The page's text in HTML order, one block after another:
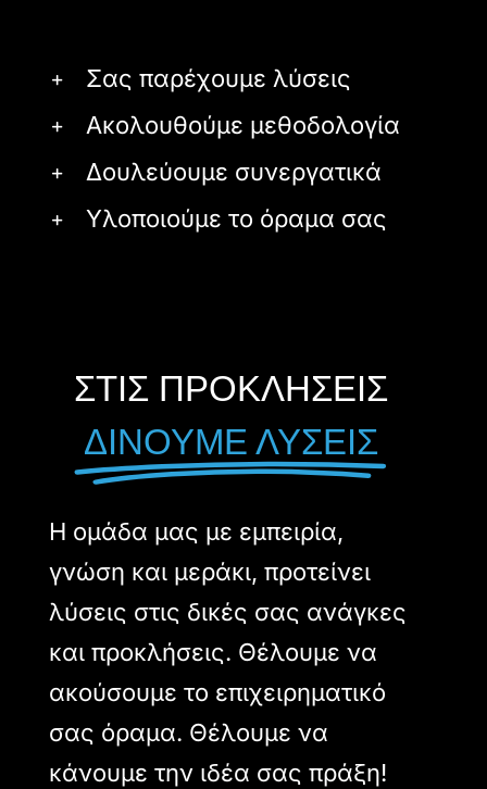
Σας παρέχουμε λύσεις
Ακολουθούμε μεθοδολογία
Δουλεύουμε συνεργατικά
Υλοποιούμε το όραμα σας
ΣΤΙΣ ΠΡΟΚΛΗΣΕΙΣ
ΔΙΝΟΥΜΕ ΛΥΣΕΙΣ
Η ομάδα μας με εμπειρία,
γνώση και μεράκι, προτείνει
λύσεις στις δικές σας ανάγκες
και προκλήσεις. Θέλουμε να
ακούσουμε το επιχειρηματικό
σας όραμα. Θέλουμε να
κάνουμε την ιδέα σας πράξη!